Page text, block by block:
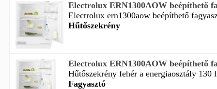
Electrolux ERN1300AOW beépíthető
Electrolux ern1300aow beépíthető
Hűtőszekrény
Electrolux ERN1300AOW beépíthető
Hűtőszekrény fehér a energiaosztály 130
Fagyasztó